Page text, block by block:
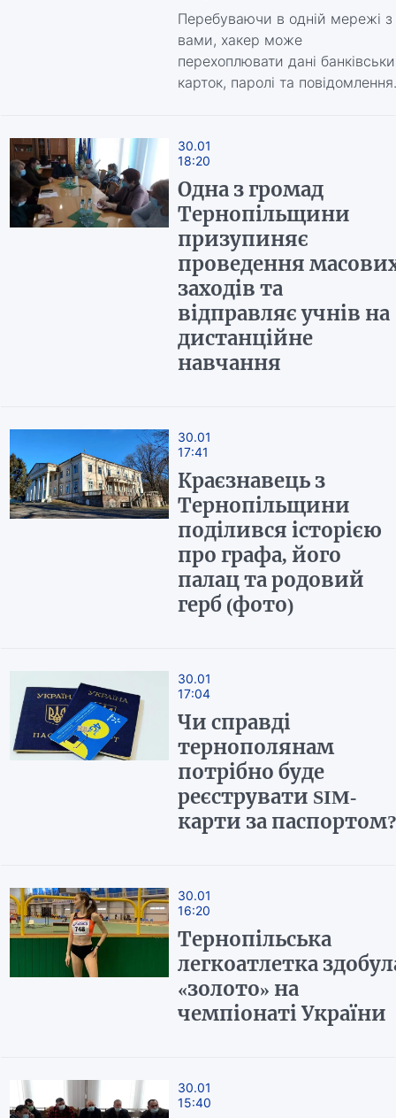
Перебуваючи в одній мережі з
вами, хакер може
перехоплювати дані
карток, паролі та повідомлення.
30.01
18:20
Одна з громад
Тернопільщини
призупиняє
проведення
заходів та
відправляє учнів на
дистанційне
навчання
30.01
17:41
Краєзнавець з
Тернопільщини
поділився історією
про графа, його
палац та родовий
герб (фото)
30.01
17:04
Чи справді
тернополянам
потрібно буде
реєструвати SIM-
карти за паспортом?
30.01
16:20
Тернопільська
легкоатлетка
«золото» на
чемпіонаті України
30.01
15:40